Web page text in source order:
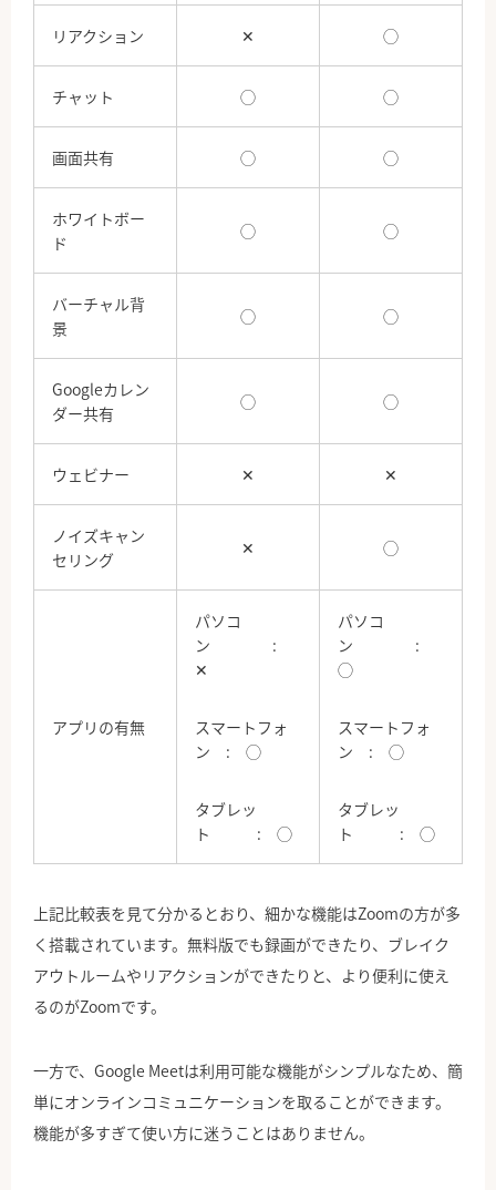
リアクション ✕ ◯
チャット ◯ ◯
画面共有 ◯ ◯
ホワイトボー
ド
◯ ◯
バーチャル背
景
◯ ◯
Googleカレン
ダー共有
◯ ◯
ウェビナー ✕ ✕
ノイズキャン
セリング
✕ ◯
アプリの有無
パソコ
ン :
✕
スマートフォ
ン : ◯
タブレッ
ト : ◯
パソコ
ン :
◯
スマートフォ
ン : ◯
タブレッ
ト : ◯
上記比較表を見て分かるとおり、細かな機能はZoomの方が多
く搭載されています。無料版でも録画ができたり、ブレイク
アウトルームやリアクションができたりと、より便利に使え
るのがZoomです。
一方で、Google Meetは利用可能な機能がシンプルなため、簡
単にオンラインコミュニケーションを取ることができます。
機能が多すぎて使い方に迷うことはありません。